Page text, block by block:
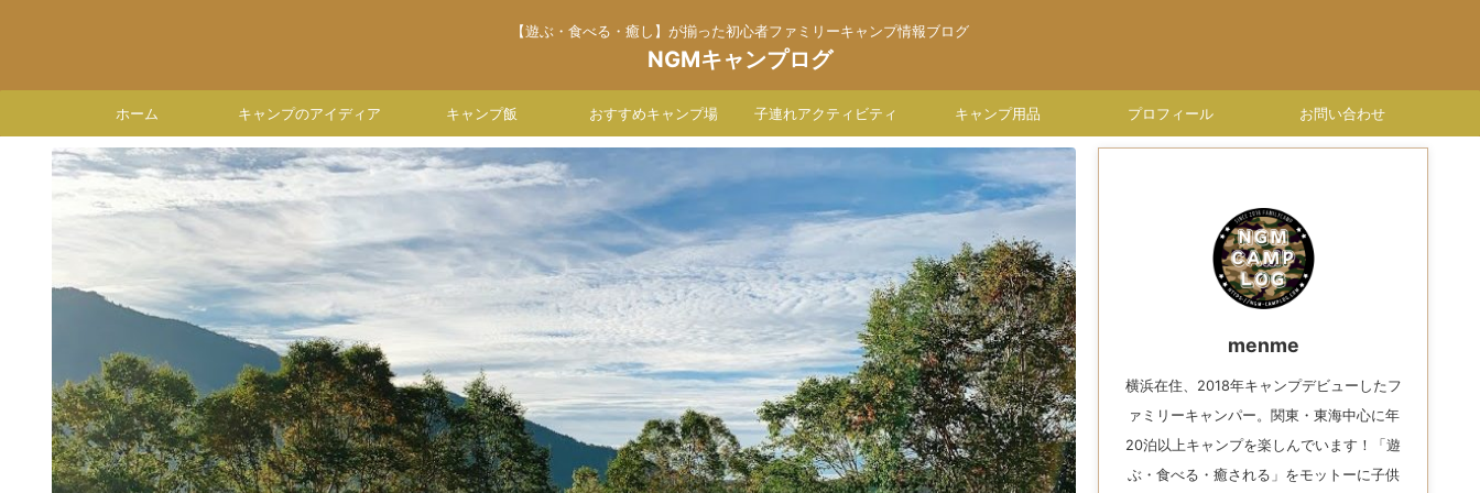
【遊ぶ・食べる・癒し】が揃った初心者ファミリーキャンプ情報ブログ
NGMキャンプログ
ホーム キャンプのアイディア キャンプ飯 おすすめキャンプ場 子連れアクティビティ キャンプ用品 プロフィール お問い合わせ
menme
横浜在住、2018年キャンプデビューしたフ
ァミリーキャンパー。関東・東海中心に年
20泊以上キャンプを楽しんでいます！「遊
ぶ・食べる・癒される」をモットーに子供